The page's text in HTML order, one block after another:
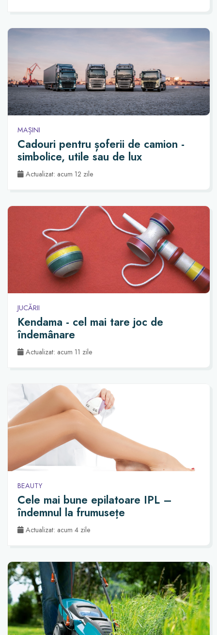
MAȘINI
Cadouri pentru șoferii de camion -
simbolice, utile sau de lux
Actualizat: acum 12 zile
JUCĂRII
Kendama - cel mai tare joc de
îndemânare
Actualizat: acum 11 zile
BEAUTY
Cele mai bune epilatoare IPL –
îndemnul la frumusețe
Actualizat: acum 4 zile